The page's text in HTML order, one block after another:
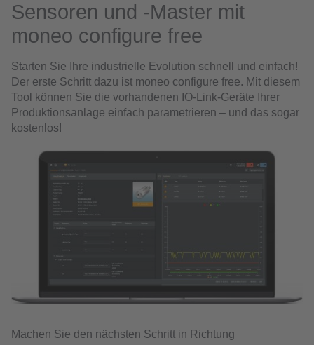
Sensoren und -Master mit
moneo configure free
Starten Sie Ihre industrielle Evolution schnell und einfach!
Der erste Schritt dazu ist moneo configure free. Mit diesem
Tool können Sie die vorhandenen IO-Link-Geräte Ihrer
Produktionsanlage einfach parametrieren – und das sogar
kostenlos!
Machen Sie den nächsten Schritt in Richtung